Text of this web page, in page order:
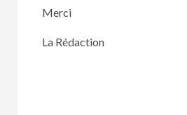
Merci
La Rédaction